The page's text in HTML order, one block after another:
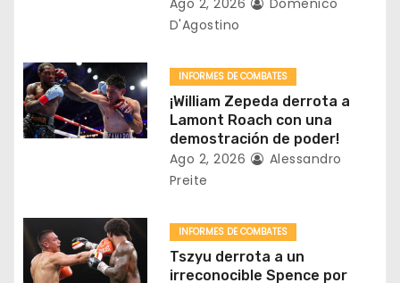
t
r
a
s
D'Agostino
INFORMES DE COMBATES
¡William Zepeda derrota a
Lamont Roach con una
demostración de poder!
Ago 2, 2026
Alessandro
Preite
INFORMES DE COMBATES
Tszyu derrota a un
irreconocible Spence por